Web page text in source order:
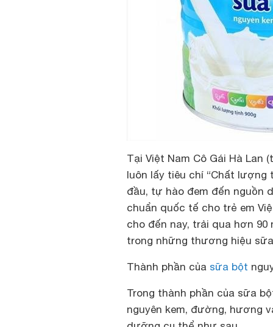
Tại Việt Nam Cô Gái Hà Lan
luôn lấy tiêu chí “Chất
đầu, tự hào đem đến nguồn
chuẩn quốc tế cho trẻ em
cho đến nay, trải qua hơn 90
trong những thương hiệu
Thành phần của sữa bột
Trong thành phần của sữa
nguyên kem, đường, hương